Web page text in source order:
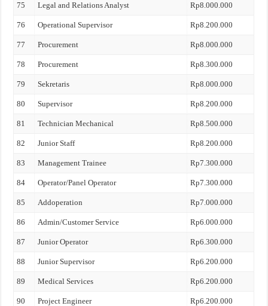
75 Legal and Relations Analyst Rp8.000.000
76 Operational Supervisor Rp8.200.000
77 Procurement Rp8.000.000
78 Procurement Rp8.300.000
79 Sekretaris Rp8.000.000
80 Supervisor Rp8.200.000
81 Technician Mechanical Rp8.500.000
82 Junior Staff Rp8.200.000
83 Management Trainee Rp7.300.000
84 Operator/Panel Operator Rp7.300.000
85 Addoperation Rp7.000.000
86 Admin/Customer Service Rp6.000.000
87 Junior Operator Rp6.300.000
88 Junior Supervisor Rp6.200.000
89 Medical Services Rp6.200.000
90 Project Engineer Rp6.200.000